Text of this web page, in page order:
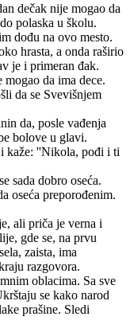
dečak nije mogao da
polaska u školu.
dođu na ovo mesto.
hrasta, a onda raširio
je i primeran đak.
da ima dece.
da se Svevišnjem
da, posle vađenja
bolove u glavi.
kaže: ''Nikola, pođi i ti
sada dobro oseća.
oseća preporođenim.
ali priča je verna i
gde se, na prvu
zaista, ima
razgovora.
oblacima. Sa sve
se kako narod
prašine. Sledi